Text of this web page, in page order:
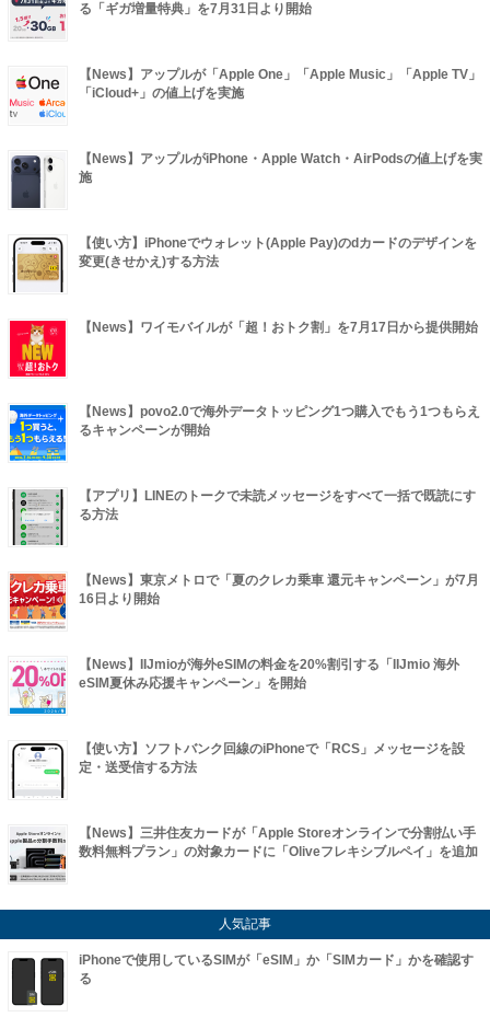
る「ギガ増量特典」を7月31日より開始
【News】アップルが「Apple One」「Apple Music」「Apple TV」
「iCloud+」の値上げを実施
【News】アップルがiPhone・Apple Watch・AirPodsの値上げを実
施
【使い方】iPhoneでウォレット(Apple Pay)のdカードのデザインを
変更(きせかえ)する方法
【News】ワイモバイルが「超！おトク割」を7月17日から提供開始
【News】povo2.0で海外データトッピング1つ購入でもう1つもらえ
るキャンペーンが開始
【アプリ】LINEのトークで未読メッセージをすべて一括で既読にす
る方法
【News】東京メトロで「夏のクレカ乗車 還元キャンペーン」が7月
16日より開始
【News】IIJmioが海外eSIMの料金を20%割引する「IIJmio 海外
eSIM夏休み応援キャンペーン」を開始
【使い方】ソフトバンク回線のiPhoneで「RCS」メッセージを設
定・送受信する方法
【News】三井住友カードが「Apple Storeオンラインで分割払い手
数料無料プラン」の対象カードに「Oliveフレキシブルペイ」を追加
人気記事
iPhoneで使用しているSIMが「eSIM」か「SIMカード」かを確認す
る